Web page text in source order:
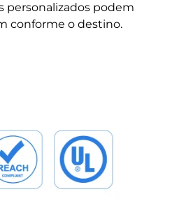
personalizados podem
conforme o destino.